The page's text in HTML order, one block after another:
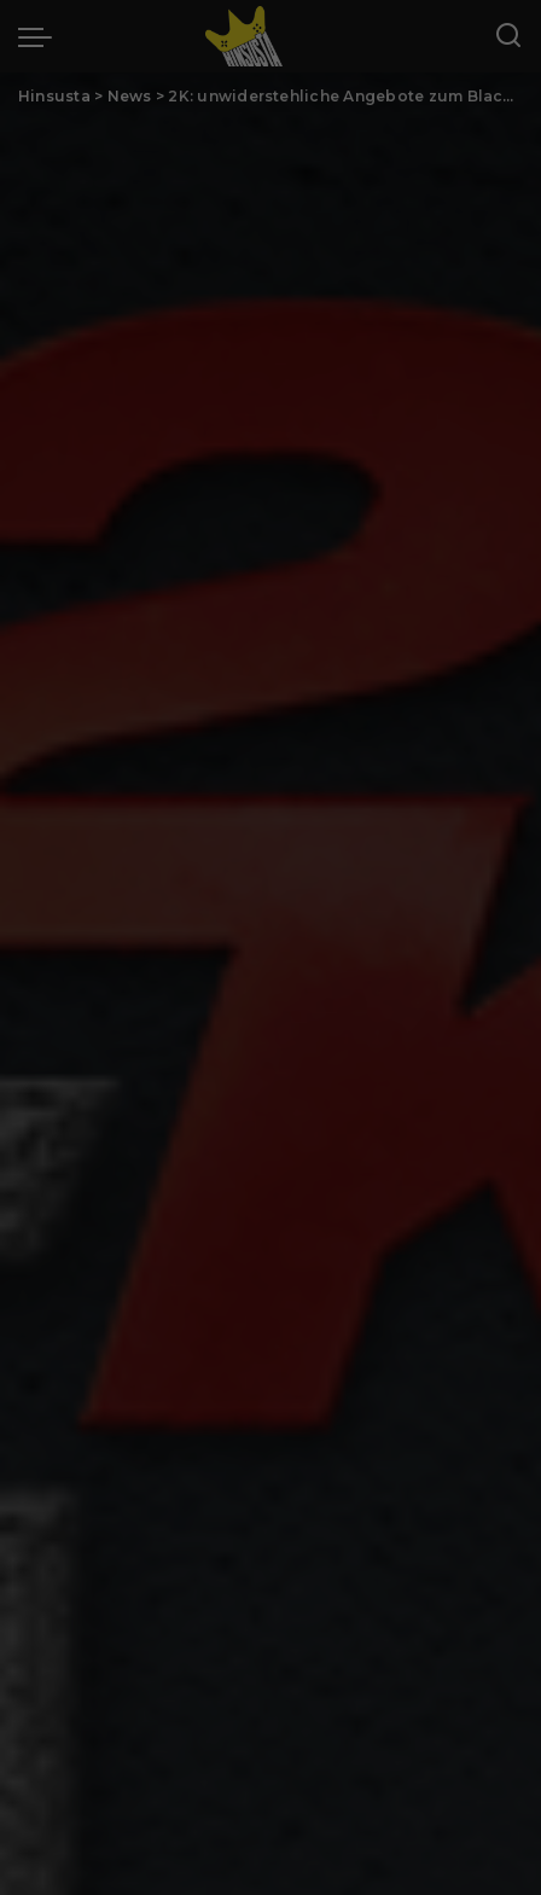
Hinsusta > News > 2K: unwiderstehliche Angebote zum Black Friday und Cyber Monday